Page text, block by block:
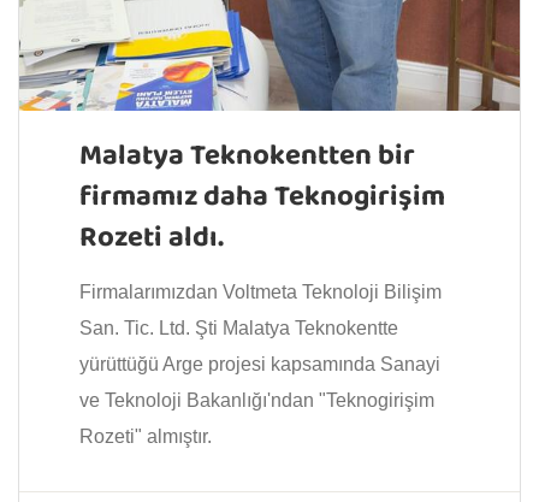
Malatya Teknokentten bir
firmamız daha Teknogirişim
Rozeti aldı.
Firmalarımızdan Voltmeta Teknoloji Bilişim
San. Tic. Ltd. Şti Malatya Teknokentte
yürüttüğü Arge projesi kapsamında Sanayi
ve Teknoloji Bakanlığı'ndan "Teknogirişim
Rozeti" almıştır.